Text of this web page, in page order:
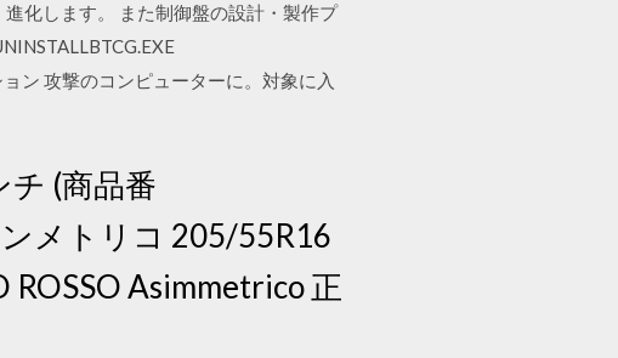
化します。 また制御盤の設計・製作プ
ン 攻撃のコンピューターに。対象に入
チ (商品番
メトリコ 205/55R16
ROSSO Asimmetrico 正